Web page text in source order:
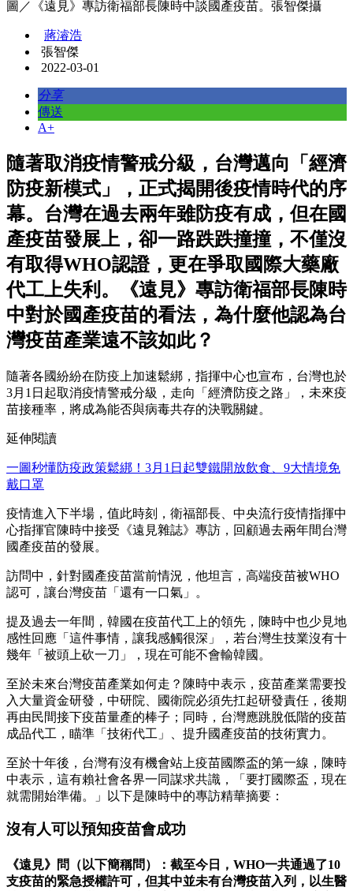
圖／《遠見》專訪衛福部長陳時中談國產疫苗。張智傑攝
蔣濬浩
張智傑
2022-03-01
分享
傳送
A+
隨著取消疫情警戒分級，台灣邁向「經濟
防疫新模式」，正式揭開後疫情時代的序
幕。台灣在過去兩年雖防疫有成，但在國
產疫苗發展上，卻一路跌跌撞撞，不僅沒
有取得WHO認證，更在爭取國際大藥廠
代工上失利。《遠見》專訪衛福部長陳時
中對於國產疫苗的看法，為什麼他認為台
灣疫苗產業遠不該如此？
隨著各國紛紛在防疫上加速鬆綁，指揮中心也宣布，台灣也於
3月1日起取消疫情警戒分級，走向「經濟防疫之路」，未來疫
苗接種率，將成為能否與病毒共存的決戰關鍵。
延伸閱讀
一圖秒懂防疫政策鬆綁！3月1日起雙鐵開放飲食、9大情境免
戴口罩
疫情進入下半場，值此時刻，衛福部長、中央流行疫情指揮中
心指揮官陳時中接受《遠見雜誌》專訪，回顧過去兩年間台灣
國產疫苗的發展。
訪問中，針對國產疫苗當前情況，他坦言，高端疫苗被WHO
認可，讓台灣疫苗「還有一口氣」。
提及過去一年間，韓國在疫苗代工上的領先，陳時中也少見地
感性回應「這件事情，讓我感觸很深」，若台灣生技業沒有十
幾年「被頭上砍一刀」，現在可能不會輸韓國。
至於未來台灣疫苗產業如何走？陳時中表示，疫苗產業需要投
入大量資金研發，中研院、國衛院必須先扛起研發責任，後期
再由民間接下疫苗量產的棒子；同時，台灣應跳脫低階的疫苗
成品代工，瞄準「技術代工」、提升國產疫苗的技術實力。
至於十年後，台灣有沒有機會站上疫苗國際盃的第一線，陳時
中表示，這有賴社會各界一同謀求共識，「要打國際盃，現在
就需開始準備。」以下是陳時中的專訪精華摘要：
沒有人可以預知疫苗會成功
《遠見》問（以下簡稱問）：截至今日，WHO一共通過了10
支疫苗的緊急授權許可，但其中並未有台灣疫苗入列，以生醫